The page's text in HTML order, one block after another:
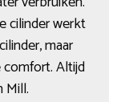
cilinder werkt
maar
Altijd
Mill.